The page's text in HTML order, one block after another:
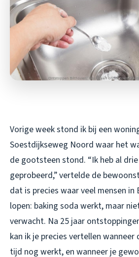
Vorige week stond ik bij een
Soestdijkseweg Noord waar het
de gootsteen stond. “Ik heb al
geprobeerd,” vertelde de
dat is precies waar veel mensen
lopen: baking soda werkt, maar
verwacht. Na 25 jaar
kan ik je precies vertellen wanneer
tijd nog werkt, en wanneer je